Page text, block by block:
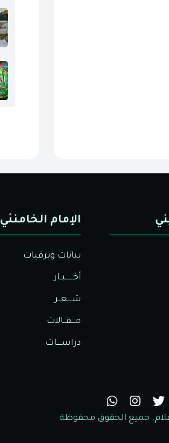
الإمام الخامنئي
بيانات وبرقيات
أخــــــبــار
شــــعــر
مـــقــالات
دراســــات